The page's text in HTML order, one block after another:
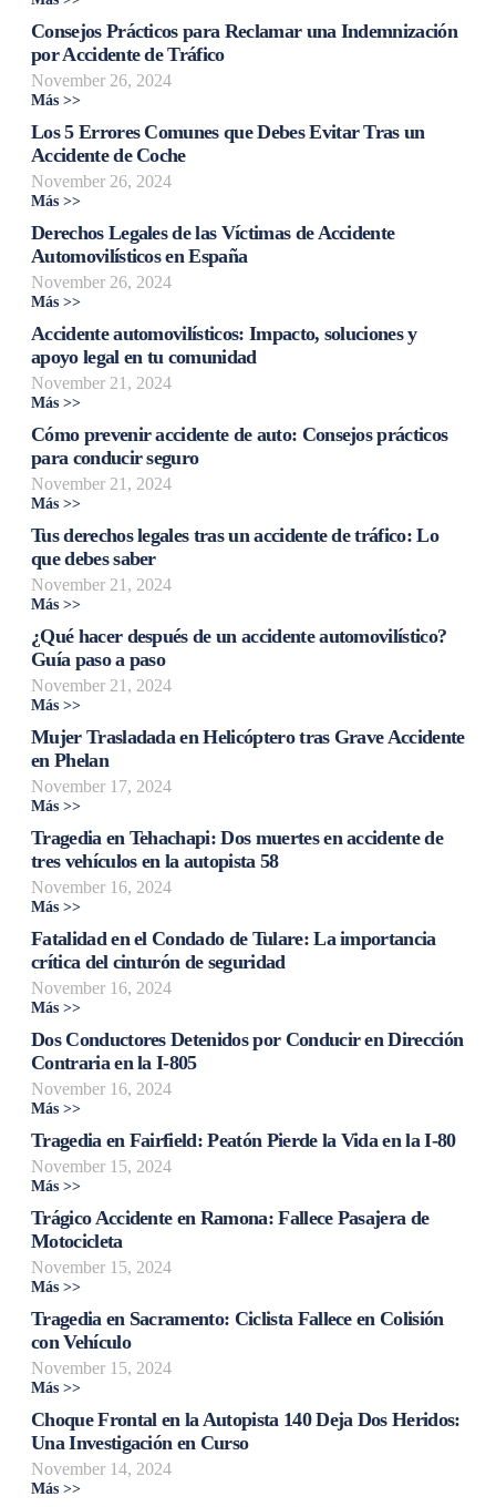
Consejos Prácticos para Reclamar una Indemnización
por Accidente de Tráfico
November 26, 2024
Más >>
Los 5 Errores Comunes que Debes Evitar Tras un
Accidente de Coche
November 26, 2024
Más >>
Derechos Legales de las Víctimas de Accidente
Automovilísticos en España
November 26, 2024
Más >>
Accidente automovilísticos: Impacto, soluciones y
apoyo legal en tu comunidad
November 21, 2024
Más >>
Cómo prevenir accidente de auto: Consejos prácticos
para conducir seguro
November 21, 2024
Más >>
Tus derechos legales tras un accidente de tráfico: Lo
que debes saber
November 21, 2024
Más >>
¿Qué hacer después de un accidente automovilístico?
Guía paso a paso
November 21, 2024
Más >>
Mujer Trasladada en Helicóptero tras Grave Accidente
en Phelan
November 17, 2024
Más >>
Tragedia en Tehachapi: Dos muertes en accidente de
tres vehículos en la autopista 58
November 16, 2024
Más >>
Fatalidad en el Condado de Tulare: La importancia
crítica del cinturón de seguridad
November 16, 2024
Más >>
Dos Conductores Detenidos por Conducir en Dirección
Contraria en la I-805
November 16, 2024
Más >>
Tragedia en Fairfield: Peatón Pierde la Vida en la I-80
November 15, 2024
Más >>
Trágico Accidente en Ramona: Fallece Pasajera de
Motocicleta
November 15, 2024
Más >>
Tragedia en Sacramento: Ciclista Fallece en Colisión
con Vehículo
November 15, 2024
Más >>
Choque Frontal en la Autopista 140 Deja Dos Heridos:
Una Investigación en Curso
November 14, 2024
Más >>